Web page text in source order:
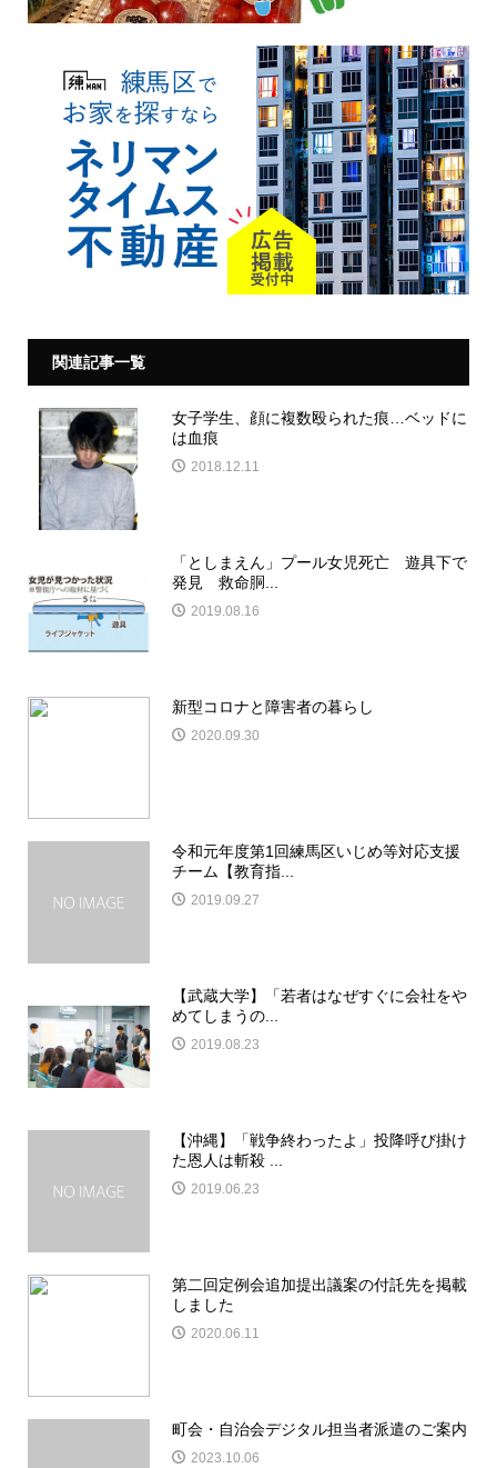
関連記事一覧
女子学生、顔に複数殴られた痕…ベッドに
は血痕
2018.12.11
「としまえん」プール女児死亡 遊具下で
発見 救命胴...
2019.08.16
新型コロナと障害者の暮らし
2020.09.30
令和元年度第1回練馬区いじめ等対応支援
チーム【教育指...
2019.09.27
【武蔵大学】「若者はなぜすぐに会社をや
めてしまうの...
2019.08.23
【沖縄】「戦争終わったよ」投降呼び掛け
た恩人は斬殺 ...
2019.06.23
第二回定例会追加提出議案の付託先を掲載
しました
2020.06.11
町会・自治会デジタル担当者派遣のご案内
2023.10.06